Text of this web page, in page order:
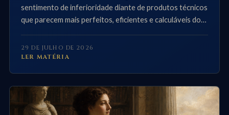
sentimento de inferioridade diante de produtos técnicos
que parecem mais perfeitos, eficientes e calculáveis do
29 DE JULHO DE 2026
LER MATÉRIA